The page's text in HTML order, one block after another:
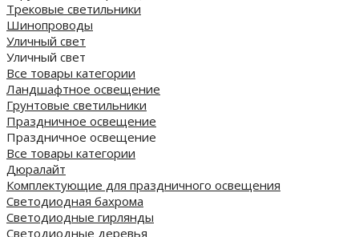
Трековые светильники
Шинопроводы
Уличный свет
Уличный свет
Все товары категории
Ландшафтное освещение
Грунтовые светильники
Праздничное освещение
Праздничное освещение
Все товары категории
Дюралайт
Комплектующие для праздничного освещения
Светодиодная бахрома
Светодиодные гирлянды
Светодиодные деревья